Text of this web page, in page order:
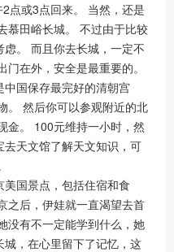
点或3点回来。 当然，还是
慕田峪长城。 不过由于比较
。 而且你去长城，一定不
在外，安全是最重要的。
国保存最完好的清朝宫
。 然后你可以参观附近的北
金。 100元维持一小时，然
天文馆了解天文知识，可
国景点，包括住宿和食
之后，伊娃就一直渴望去首
没有不一定能学到什么，她
，在心里留下了记忆，这